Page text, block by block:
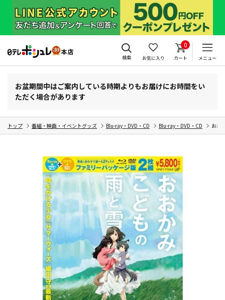
検索 お気に入り
0
カート メニュー
お盆期間中はご案内している時期よりもお届けにお時間をい
ただく場合があります
トップ 番組・映画・イベントグッズ Blu-ray・DVD・CD Blu-ray・DVD・CD おお